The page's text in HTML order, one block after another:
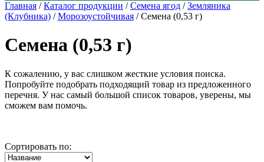
Главная /Каталог продукции /Семена ягод /Земляника
(Клубника) /Морозоустойчивая /Семена (0,53 г)
Семена (0,53 г)
К сожалению, у вас слишком жесткие условия поиска.
Попробуйте подобрать подходящий товар из предложенного
перечня. У нас самый большой список товаров, уверены, мы
сможем вам помочь.
Сортировать по: